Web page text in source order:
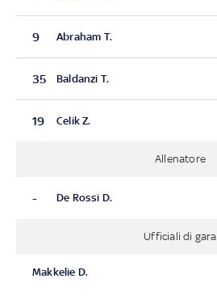
9 Abraham T.
35 Baldanzi T.
19 Celik Z.
Allenatore
- De Rossi D.
Ufficiali di gara
Makkelie D.